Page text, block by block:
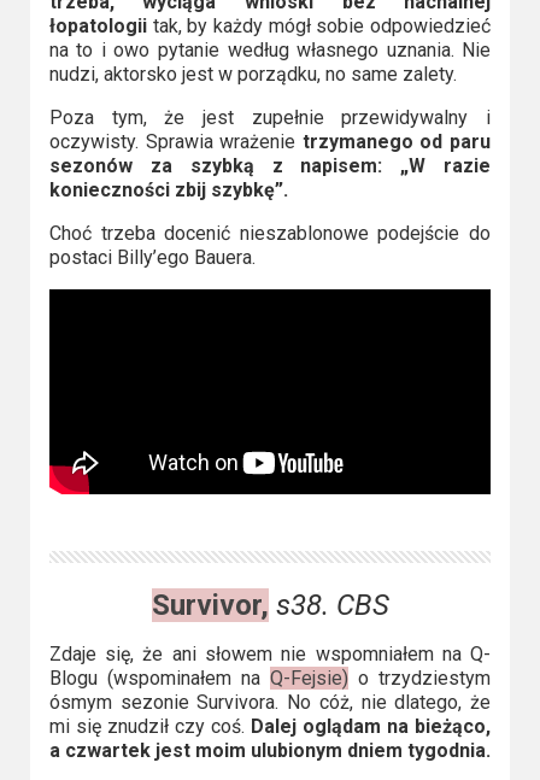
łopatologiitak, by każdy mógł sobie odpowiedzieć
na to i owo pytanie według własnego uznania. Nie
nudzi, aktorsko jest w porządku, no same zalety.
Poza tym, że jest zupełnie przewidywalny i
oczywisty. Sprawia wrażenie trzymanego od paru
sezonów za szybką z napisem: „W razie
konieczności zbij szybkę”.
Choć trzeba docenić nieszablonowe podejście do
postaci Billy’ego Bauera.
Survivor, s38. CBS
Zdaje się, że ani słowem nie wspomniałem na Q-
Blogu (wspominałem naQ-Fejsie) o trzydziestym
ósmym sezonie Survivora. No cóż, nie dlatego, że
mi się znudził czy coś. Dalej oglądam na bieżąco,
a czwartek jest moim ulubionym dniem tygodnia.